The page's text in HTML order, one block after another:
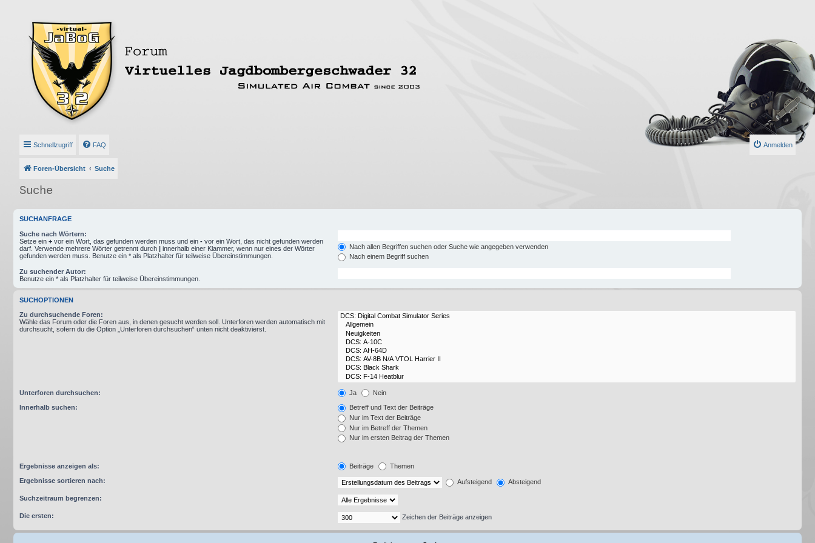
Schnellzugriff FAQ Anmelden
Foren-Übersicht Suche
Suche
SUCHANFRAGE
Suche nach Wörtern:
Setze ein + vor ein Wort, das gefunden werden muss und ein - vor ein Wort, das nicht gefunden werden
darf. Verwende mehrere Wörter getrennt durch | innerhalb einer Klammer, wenn nur eines der Wörter
gefunden werden muss. Benutze ein * als Platzhalter für teilweise Übereinstimmungen.
Nach allen Begriffen suchen oder Suche wie angegeben verwenden
Nach einem Begriff suchen
Zu suchender Autor:
Benutze ein * als Platzhalter für teilweise Übereinstimmungen.
SUCHOPTIONEN
Zu durchsuchende Foren:
Wähle das Forum oder die Foren aus, in denen gesucht werden soll. Unterforen werden automatisch mit
durchsucht, sofern du die Option „Unterforen durchsuchen“ unten nicht deaktivierst.
Unterforen durchsuchen: Ja Nein
Innerhalb suchen:
Betreff und Text der Beiträge
Nur im Text der Beiträge
Nur im Betreff der Themen
Nur im ersten Beitrag der Themen
Ergebnisse anzeigen als: Beiträge Themen
Ergebnisse sortieren nach: Aufsteigend Absteigend
Suchzeitraum begrenzen:
Die ersten: Zeichen der Beiträge anzeigen